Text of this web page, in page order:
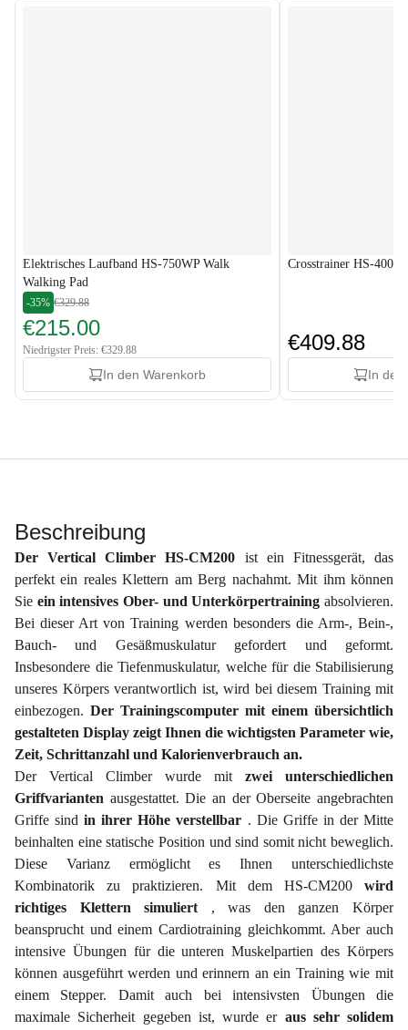
Elektrisches Laufband HS-750WP Walk
Walking Pad
-35% €329.88
€215.00
Niedrigster Preis: €329.88
In den Warenkorb
Crosstrainer HS-400B
€409.88
In den
Beschreibung
Der Vertical Climber HS-CM200 ist ein Fitnessgerät, das
perfekt ein reales Klettern am Berg nachahmt. Mit ihm können
Sie ein intensives Ober- und Unterkörpertrainingabsolvieren.
Bei dieser Art von Training werden besonders die Arm-, Bein-,
Bauch- und Gesäßmuskulatur gefordert und geformt.
Insbesondere die Tiefenmuskulatur, welche für die Stabilisierung
unseres Körpers verantwortlich ist, wird bei diesem Training mit
einbezogen. Der Trainingscomputer mit einem übersichtlich
gestalteten Display zeigt Ihnen die wichtigsten Parameter wie,
Zeit, Schrittanzahl und Kalorienverbrauch an.
Der Vertical Climber wurde mit zwei unterschiedlichen
Griffvarianten ausgestattet. Die an der Oberseite angebrachten
Griffe sindin ihrer Höhe verstellbar . Die Griffe in der Mitte
beinhalten eine statische Position und sind somit nicht beweglich.
Diese Varianz ermöglicht es Ihnen unterschiedlichste
Kombinatorik zu praktizieren. Mit dem HS-CM200 wird
richtiges Klettern simuliert , was den ganzen Körper
beansprucht und einem Cardiotraining gleichkommt. Aber auch
intensive Übungen für die unteren Muskelpartien des Körpers
können ausgeführt werden und erinnern an ein Training wie mit
einem Stepper. Damit auch bei intensivsten Übungen die
maximale Sicherheit gegeben ist, wurde er aus sehr solidem